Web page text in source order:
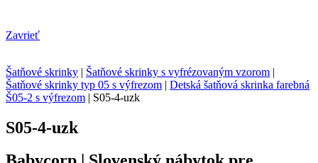
Zavrieť
Šatňové skrinky | Šatňové skrinky s vyfrézovaným vzorom |
Šatňové skrinky typ 05 s výfrezom | Detská šatňová skrinka farebná
Š05-2 s výfrezom | S05-4-uzk
S05-4-uzk